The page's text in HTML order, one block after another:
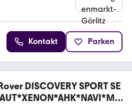
Kontakt Parken
DISCOVERY SPORT SE